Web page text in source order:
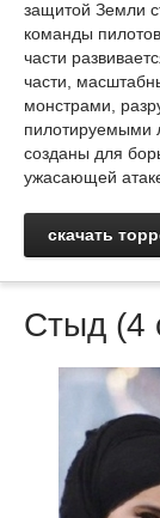
защитой Земли
команды
части
части,
монстрами,
пилотируемыми
созданы для
ужасающей
скачать
Стыд (4